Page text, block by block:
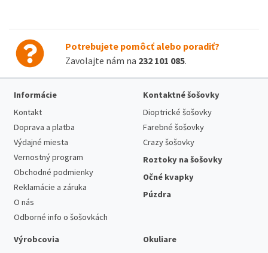
Potrebujete pomôcť alebo poradiť?
Zavolajte nám na 232 101 085.
Informácie
Kontakt
Doprava a platba
Výdajné miesta
Vernostný program
Obchodné podmienky
Reklamácie a záruka
O nás
Odborné info o šošovkách
Kontaktné šošovky
Dioptrické šošovky
Farebné šošovky
Crazy šošovky
Roztoky na šošovky
Očné kvapky
Púzdra
Výrobcovia
Okuliare